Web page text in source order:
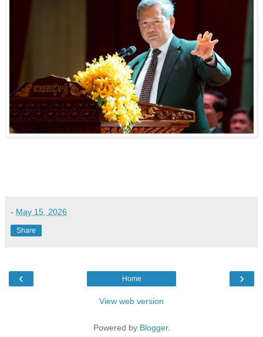
- May 15, 2026
Share
‹ ›
Home
View web version
Powered by Blogger.